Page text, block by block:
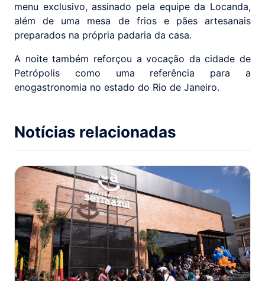
menu exclusivo, assinado pela equipe da Locanda,
além de uma mesa de frios e pães artesanais
preparados na própria padaria da casa.
A noite também reforçou a vocação da cidade de
Petrópolis como uma referência para a
enogastronomia no estado do Rio de Janeiro.
Notícias relacionadas